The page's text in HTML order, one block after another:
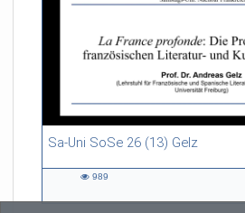
Sa-Uni SoSe 26 (13) Gelz
55:13 duration
989